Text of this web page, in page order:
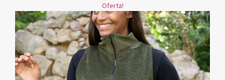
Oferta!